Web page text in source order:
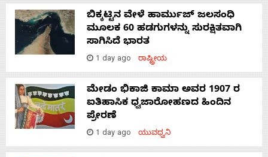
ಬಿಕ್ಕಟ್ಟಿನ ವೇಳೆ ಹಾರ್ಮುಜ್ ಜಲಸಂಧಿ
ಮೂಲಕ 60 ಹಡಗುಗಳನ್ನು ಸುರಕ್ಷಿತವಾಗಿ
ಸಾಗಿಸಿದೆ ಭಾರತ
1 day ago ರಾಷ್ಟ್ರೀಯ
ಮೇಡಂ ಭಿಕಾಜಿ ಕಾಮಾ ಅವರ 1907 ರ
ಐತಿಹಾಸಿಕ ಧ್ವಜಾರೋಹಣದ ಹಿಂದಿನ
ಪ್ರೇರಣೆ
1 day ago ಯುವಧ್ವನಿ